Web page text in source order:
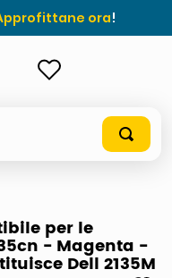
ora!
per le
- Magenta -
Dell 2135M